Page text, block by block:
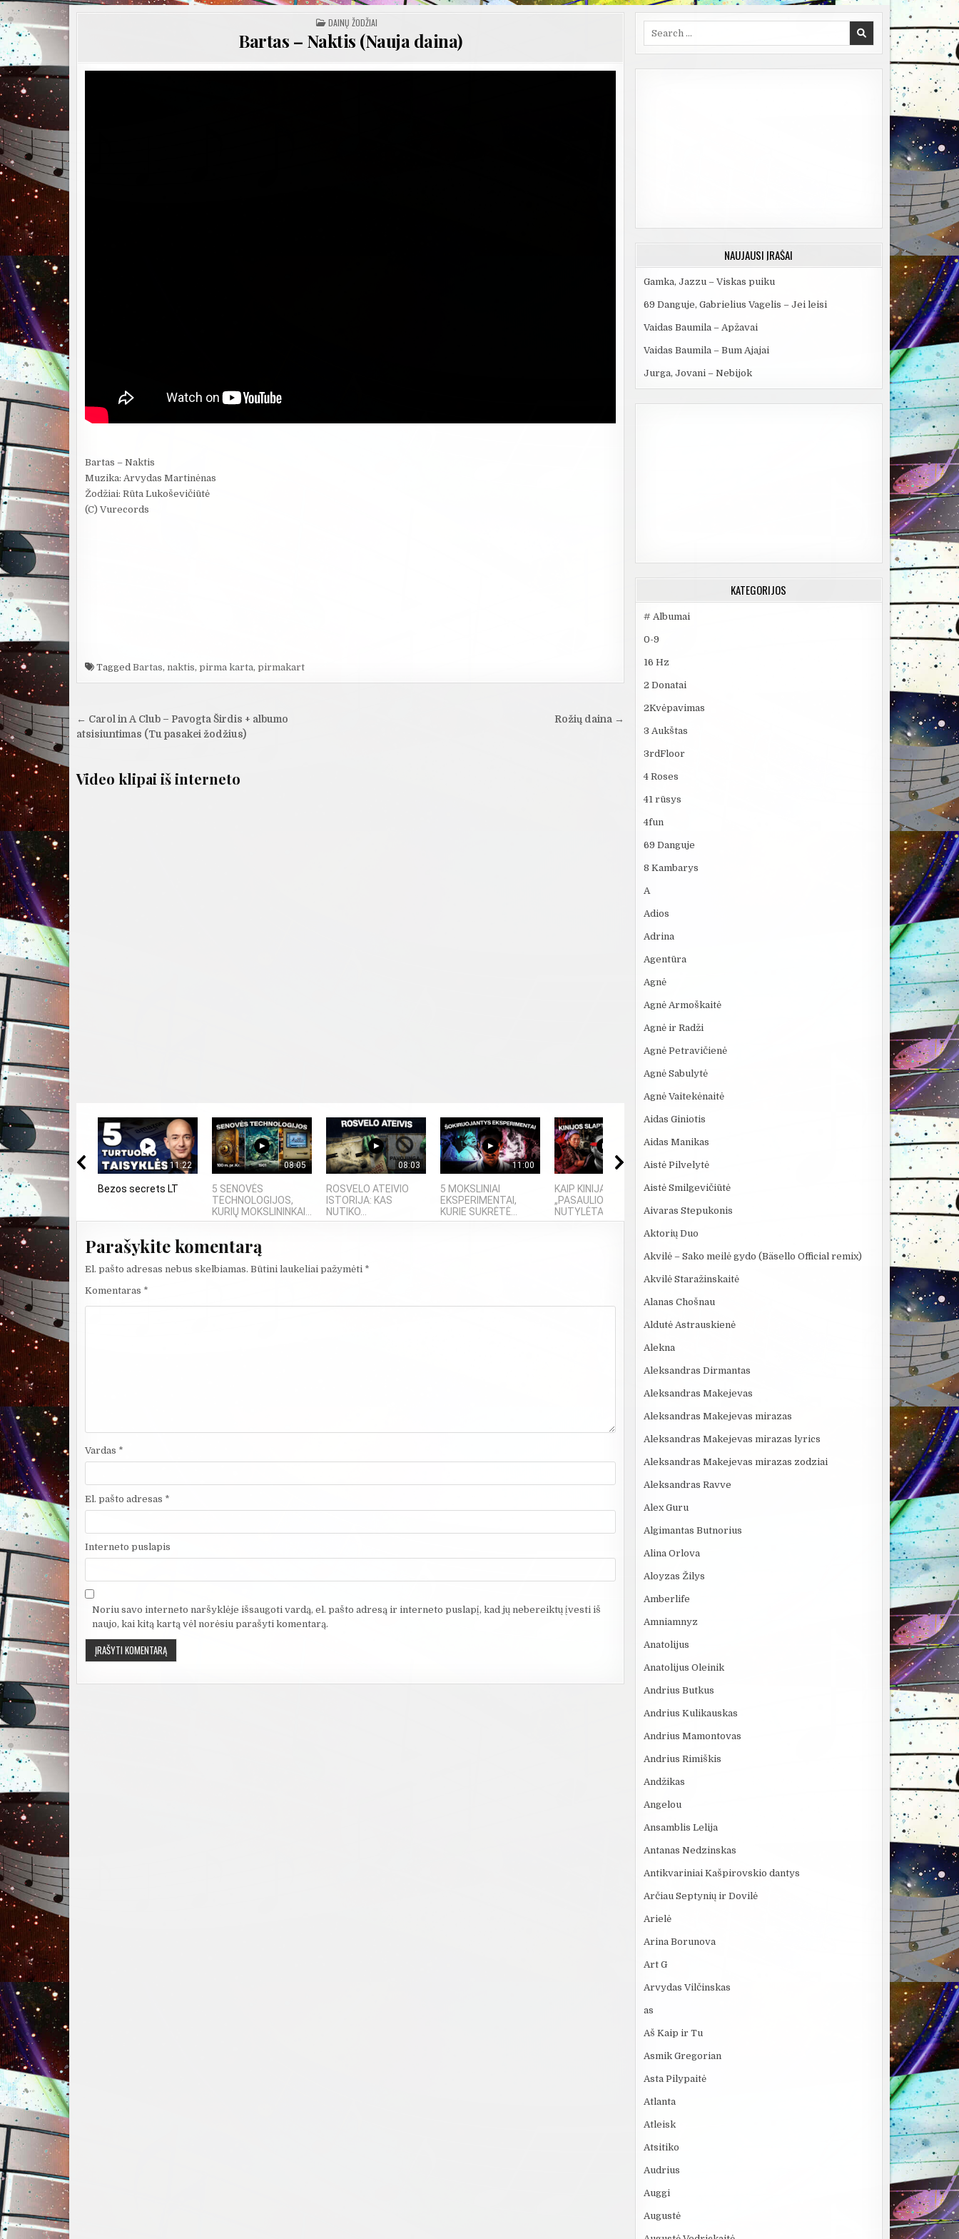
POSTED
IN
DAINŲ ŽODŽIAI
Bartas – Naktis (Nauja daina)
Bartas – Naktis
Muzika: Arvydas Martinėnas
Žodžiai: Rūta Lukoševičiūtė
(C) Vurecords
Tagged Bartas, naktis, pirma karta, pirmakart
Navigacija
tarp
Rožių daina →
← Carol in A Club – Pavogta Širdis + albumo
atsisiuntimas (Tu pasakei žodžius)
Video klipai iš interneto
11:22
Bezos secrets LT
08:05
5 SENOVĖS
TECHNOLOGIJOS,
KURIŲ MOKSLININKAI...
08:03
ROSVELO ATEIVIO
ISTORIJA: KAS
NUTIKO...
11:00
5 MOKSLINIAI
EKSPERIMENTAI,
KURIE SUKRĖTĖ...
06:20
KAIP KINIJA TAPO
„PASAULIO FABRIKU“:
NUTYLĖTA ISTORIJA
VIENINTELIS LIETUVIŲ
ASTRONAUTAS
KAS IŠRADO
ELEKTRĄ? 6
Parašykite komentarą
El. pašto adresas nebus skelbiamas. Būtini laukeliai pažymėti *
Komentaras *
Vardas *
El. pašto adresas *
Interneto puslapis
Noriu savo interneto naršyklėje išsaugoti vardą, el. pašto adresą ir interneto puslapį, kad jų nebereiktų įvesti iš
naujo, kai kitą kartą vėl norėsiu parašyti komentarą.
NAUJAUSI ĮRAŠAI
Gamka, Jazzu – Viskas puiku
69 Danguje, Gabrielius Vagelis – Jei leisi
Vaidas Baumila – Apžavai
Vaidas Baumila – Bum Ajajai
Jurga, Jovani – Nebijok
KATEGORIJOS
# Albumai
0-9
16 Hz
2 Donatai
2Kvėpavimas
3 Aukštas
3rdFloor
4 Roses
41 rūsys
4fun
69 Danguje
8 Kambarys
A
Adios
Adrina
Agentūra
Agnė
Agnė Armoškaitė
Agnė ir Radži
Agnė Petravičienė
Agnė Sabulytė
Agnė Vaitekėnaitė
Aidas Giniotis
Aidas Manikas
Aistė Pilvelytė
Aistė Smilgevičiūtė
Aivaras Stepukonis
Aktorių Duo
Akvilė – Sako meilė gydo (Bäsello Official remix)
Akvilė Staražinskaitė
Alanas Chošnau
Aldutė Astrauskienė
Alekna
Aleksandras Dirmantas
Aleksandras Makejevas
Aleksandras Makejevas mirazas
Aleksandras Makejevas mirazas lyrics
Aleksandras Makejevas mirazas zodziai
Aleksandras Ravve
Alex Guru
Algimantas Butnorius
Alina Orlova
Aloyzas Žilys
Amberlife
Amniamnyz
Anatolijus
Anatolijus Oleinik
Andrius Butkus
Andrius Kulikauskas
Andrius Mamontovas
Andrius Rimiškis
Andžikas
Angelou
Ansamblis Lelija
Antanas Nedzinskas
Antikvariniai Kašpirovskio dantys
Arčiau Septynių ir Dovilė
Arielė
Arina Borunova
Art G
Arvydas Vilčinskas
as
Aš Kaip ir Tu
Asmik Gregorian
Asta Pilypaitė
Atlanta
Atleisk
Atsitiko
Audrius
Auggi
Augustė